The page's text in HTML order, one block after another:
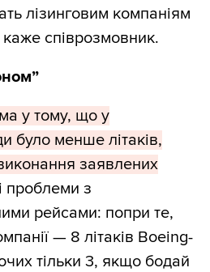
лізинговим компаніям
співрозмовник.
у тому, що у
було менше літаків,
заявлених
проблеми з
рейсами: попри те,
— 8 літаків Boeing-
тільки 3, якщо бодай